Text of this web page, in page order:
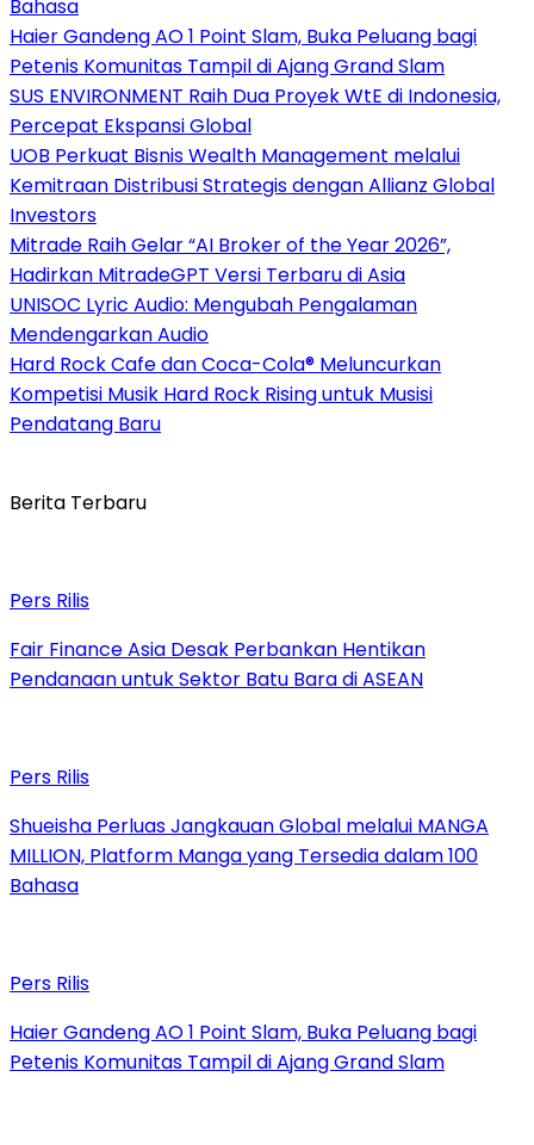
Bahasa
Haier Gandeng AO 1 Point Slam, Buka Peluang bagi
Petenis Komunitas Tampil di Ajang Grand Slam
SUS ENVIRONMENT Raih Dua Proyek WtE di Indonesia,
Percepat Ekspansi Global
UOB Perkuat Bisnis Wealth Management melalui
Kemitraan Distribusi Strategis dengan Allianz Global
Investors
Mitrade Raih Gelar “AI Broker of the Year 2026”,
Hadirkan MitradeGPT Versi Terbaru di Asia
UNISOC Lyric Audio: Mengubah Pengalaman
Mendengarkan Audio
Hard Rock Cafe dan Coca-Cola® Meluncurkan
Kompetisi Musik Hard Rock Rising untuk Musisi
Pendatang Baru
Berita Terbaru
Pers Rilis
Fair Finance Asia Desak Perbankan Hentikan
Pendanaan untuk Sektor Batu Bara di ASEAN
Pers Rilis
Shueisha Perluas Jangkauan Global melalui MANGA
MILLION, Platform Manga yang Tersedia dalam 100
Bahasa
Pers Rilis
Haier Gandeng AO 1 Point Slam, Buka Peluang bagi
Petenis Komunitas Tampil di Ajang Grand Slam